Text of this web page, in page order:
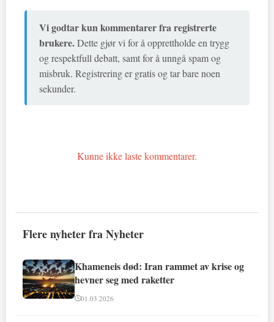
Vi godtar kun kommentarer fra registrerte
brukere.Dette gjør vi for å opprettholde en trygg
og respektfull debatt, samt for å unngå spam og
misbruk. Registrering er gratis og tar bare noen
sekunder.
Kunne ikke laste kommentarer.
Flere nyheter fra Nyheter
Khameneis død: Iran rammet av krise og
hevner seg med raketter
01.03.2026